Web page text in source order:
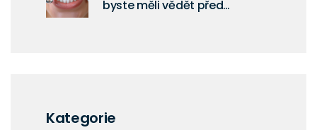
byste měli vědět před
Kategorie